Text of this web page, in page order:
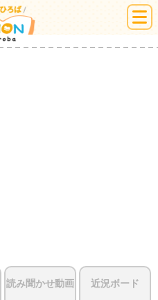
絵本ひろば
読み聞かせ動画 近況ボード